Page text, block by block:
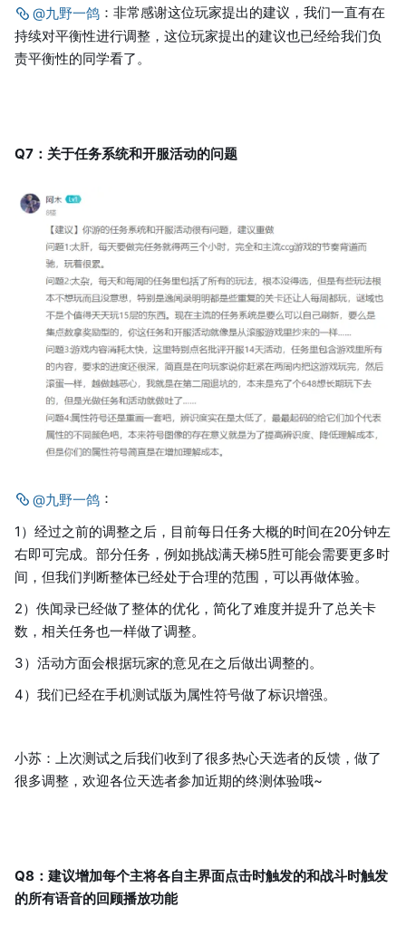
@九野一鸽 ：非常感谢这位玩家提出的建议，我们一直有在
持续对平衡性进行调整，这位玩家提出的建议也已经给我们负
责平衡性的同学看了。
Q7：关于任务系统和开服活动的问题
@九野一鸽 ：
1）经过之前的调整之后，目前每日任务大概的时间在20分钟左
右即可完成。部分任务，例如挑战满天梯5胜可能会需要更多时
间，但我们判断整体已经处于合理的范围，可以再做体验。
2）佚闻录已经做了整体的优化，简化了难度并提升了总关卡
数，相关任务也一样做了调整。
3）活动方面会根据玩家的意见在之后做出调整的。
4）我们已经在手机测试版为属性符号做了标识增强。
小苏：上次测试之后我们收到了很多热心天选者的反馈，做了
很多调整，欢迎各位天选者参加近期的终测体验哦~
Q8：建议增加每个主将各自主界面点击时触发的和战斗时触发
的所有语音的回顾播放功能